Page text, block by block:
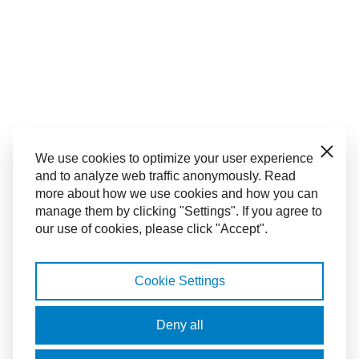
We use cookies to optimize your user experience
and to analyze web traffic anonymously. Read
more about how we use cookies and how you can
manage them by clicking "Settings". If you agree to
our use of cookies, please click "Accept".
Close
Cookie Settings
Deny all